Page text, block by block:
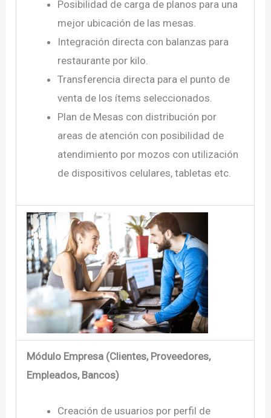
Posibilidad de carga de planos para una
mejor ubicación de las mesas.
Integración directa con balanzas para
restaurante por kilo.
Transferencia directa para el punto de
venta de los ítems seleccionados.
Plan de Mesas con distribución por
areas de atención con posibilidad de
atendimiento por mozos con utilización
de dispositivos celulares, tabletas etc.
Módulo Empresa (Clientes, Proveedores,
Empleados, Bancos)
Creación de usuarios por perfil de